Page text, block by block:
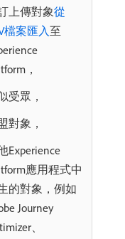
上傳對象從
檔案匯入至
，
受眾，
對象，
Experience
應用程式中
的對象，例如
Journey
、